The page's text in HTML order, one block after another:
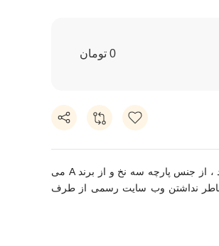
0 تومان
داخل کرک, این هودی به رنگ سرمه‌ای، داخل کرک ، قواره آزاد ، از جنس پارچه سه نخ و از برند A می
نداشتن وب سایت رسمی از طرف